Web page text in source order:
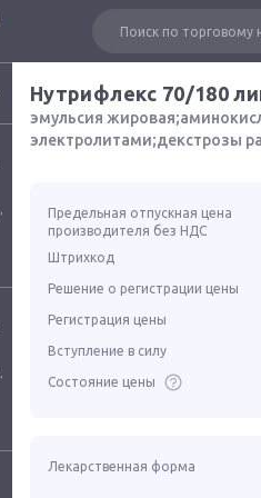
Нутрифлекс 70/180
эмульсия
электролитами;декстрозы
Предельная отпускная цена
производителя без НДС
Штрихкод
Решение о регистрации цены
Регистрация цены
Вступление в силу
Состояние цены
Лекарственная форма